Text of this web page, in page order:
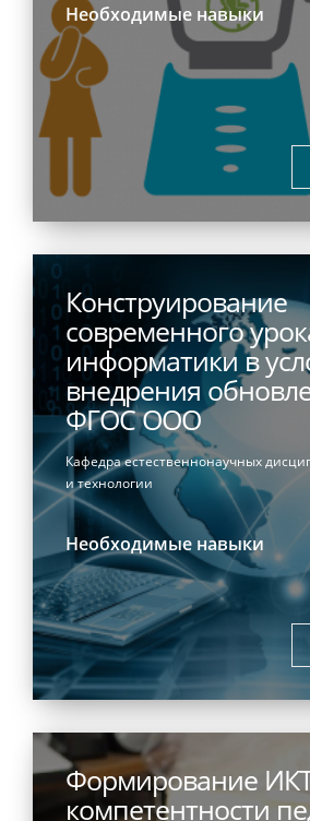
Необходимые навыки
Конструирование
современного
информатики в
внедрения
ФГОС ООО
Кафедра естественнонаучных
и технологии
Необходимые навыки
Формирование
компетентности